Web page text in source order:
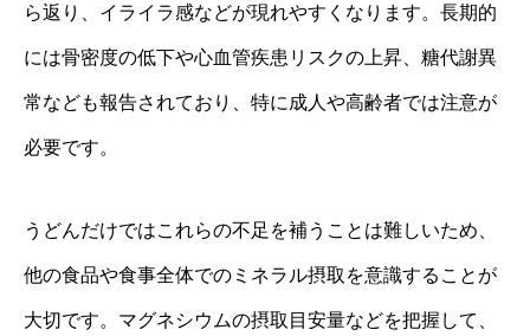
ら返り、イライラ感などが現れやすくなります。長期的
には骨密度の低下や心血管疾患リスクの上昇、糖代謝異
常なども報告されており、特に成人や高齢者では注意が
必要です。
うどんだけではこれらの不足を補うことは難しいため、
他の食品や食事全体でのミネラル摂取を意識することが
大切です。マグネシウムの摂取目安量などを把握して、